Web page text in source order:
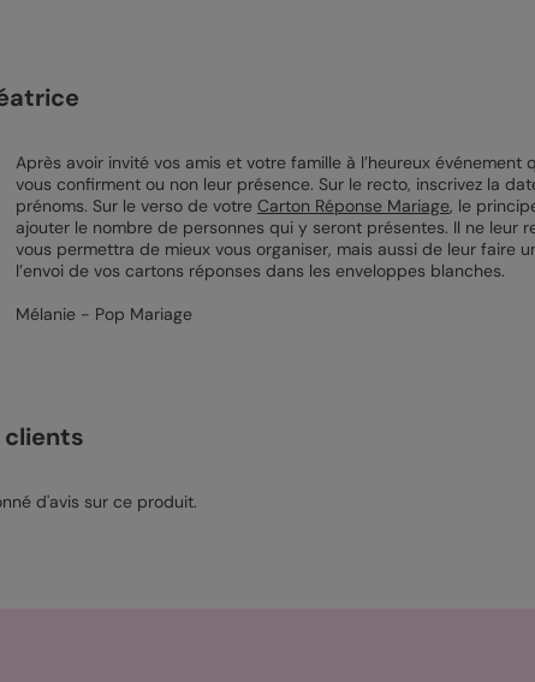
Après avoir invité vos amis et votre famille à l’heureux
vous confirment ou non leur présence. Sur le recto, inscrivez la
prénoms. Sur le verso de votre Carton Réponse Mariage, le
ajouter le nombre de personnes qui y seront présentes. Il ne leur
vous permettra de mieux vous organiser, mais aussi de leur faire
l’envoi de vos cartons réponses dans les enveloppes blanches.
Mélanie - Pop Mariage
clients
d'avis sur ce produit.